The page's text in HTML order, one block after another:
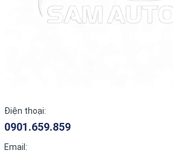
Điện thoại:
0901.659.859
Email: